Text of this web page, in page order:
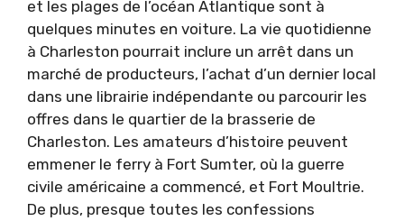
et les plages de l’océan Atlantique sont à
quelques minutes en voiture. La vie quotidienne
à Charleston pourrait inclure un arrêt dans un
marché de producteurs, l’achat d’un dernier local
dans une librairie indépendante ou parcourir les
offres dans le quartier de la brasserie de
Charleston. Les amateurs d’histoire peuvent
emmener le ferry à Fort Sumter, où la guerre
civile américaine a commencé, et Fort Moultrie.
De plus, presque toutes les confessions